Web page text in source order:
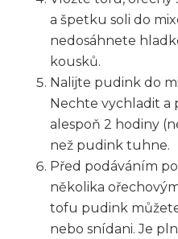
a špetku soli do
‍nedosáhnete
kousků.
Nalijte pudink do
Nechte vychladit ‍a
alespoň​ 2 hodiny⁢
než pudink tuhne.
Před podáváním
několika
tofu pudink
‌nebo snídani. Je